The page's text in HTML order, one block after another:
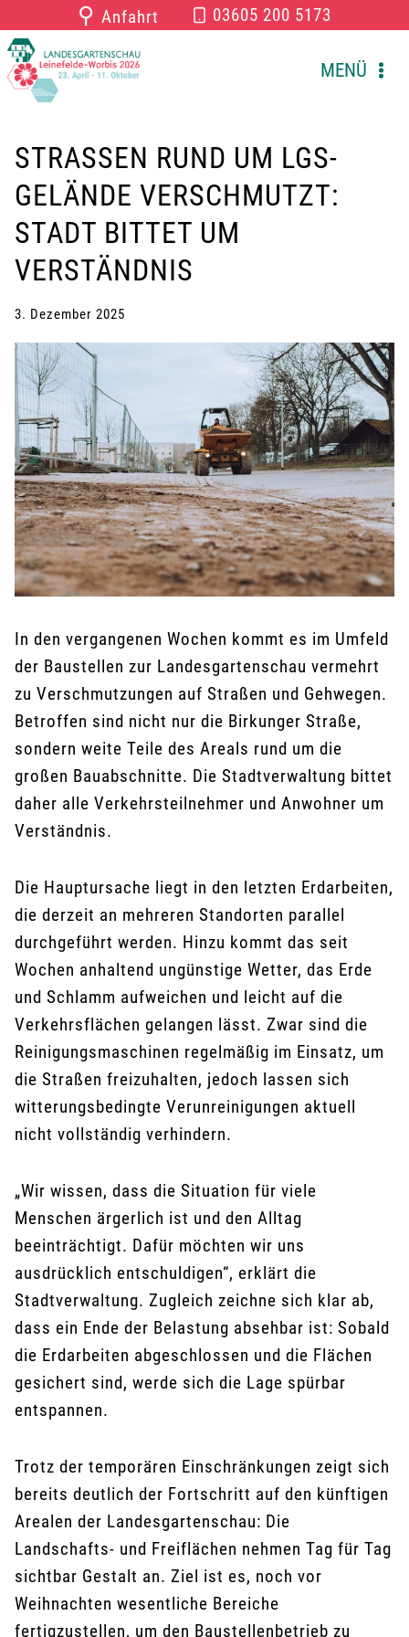
Inhalt
springen
⚲ Anfahrt 03605 200 5173
MENÜ
STRASSEN RUND UM LGS-G
ELÄNDE VERSCHMUTZT: S
TADT BITTET UM V
ERSTÄNDNIS
3. Dezember 2025
In den vergangenen Wochen kommt es im Umfeld
der Baustellen zur Landesgartenschau vermehrt
zu Verschmutzungen auf Straßen und Gehwegen.
Betroffen sind nicht nur die Birkunger Straße,
sondern weite Teile des Areals rund um die
großen Bauabschnitte. Die Stadtverwaltung bittet
daher alle Verkehrsteilnehmer und Anwohner um
Verständnis.
Die Hauptursache liegt in den letzten Erdarbeiten,
die derzeit an mehreren Standorten parallel
durchgeführt werden. Hinzu kommt das seit
Wochen anhaltend ungünstige Wetter, das Erde
und Schlamm aufweichen und leicht auf die
Verkehrsflächen gelangen lässt. Zwar sind die
Reinigungsmaschinen regelmäßig im Einsatz, um
die Straßen freizuhalten, jedoch lassen sich
witterungsbedingte Verunreinigungen aktuell
nicht vollständig verhindern.
„Wir wissen, dass die Situation für viele
Menschen ärgerlich ist und den Alltag
beeinträchtigt. Dafür möchten wir uns
ausdrücklich entschuldigen“, erklärt die
Stadtverwaltung. Zugleich zeichne sich klar ab,
dass ein Ende der Belastung absehbar ist: Sobald
die Erdarbeiten abgeschlossen und die Flächen
gesichert sind, werde sich die Lage spürbar
entspannen.
Trotz der temporären Einschränkungen zeigt sich
bereits deutlich der Fortschritt auf den künftigen
Arealen der Landesgartenschau: Die
Landschafts- und Freiflächen nehmen Tag für Tag
sichtbar Gestalt an. Ziel ist es, noch vor
Weihnachten wesentliche Bereiche
fertigzustellen, um den Baustellenbetrieb zu